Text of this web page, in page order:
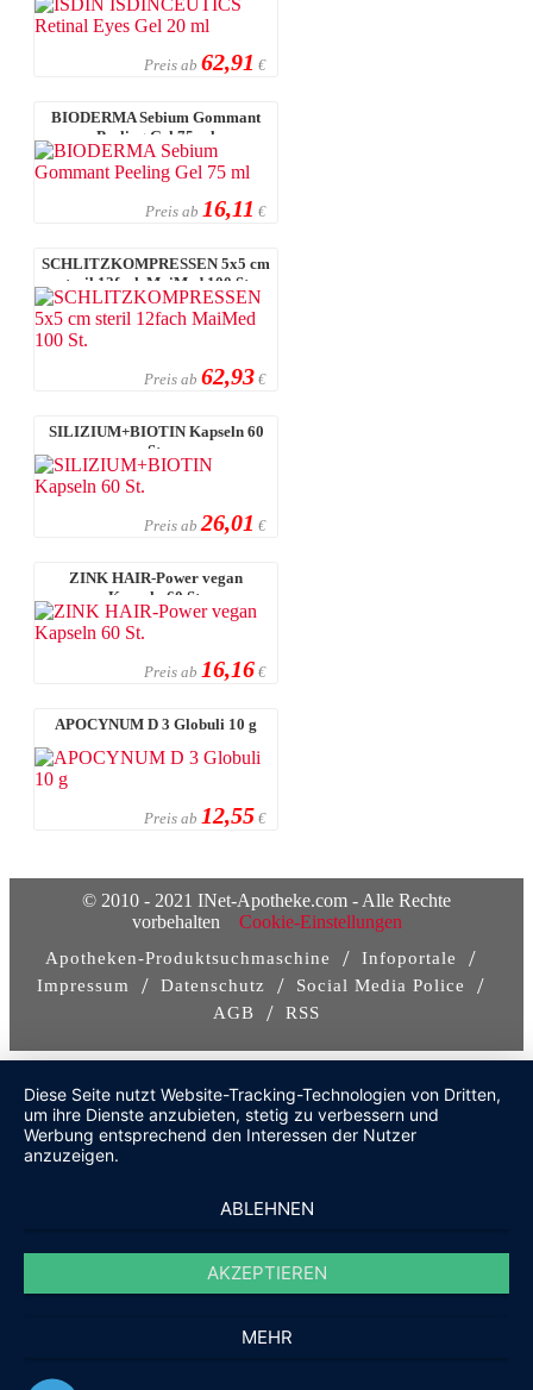
Preis ab 62,91 €
BIODERMA Sebium Gommant
Peeling Gel 75 ml
Preis ab 16,11 €
SCHLITZKOMPRESSEN 5x5 cm
steril 12fach MaiMed 100 St.
Preis ab 62,93 €
SILIZIUM+BIOTIN Kapseln 60
St.
Preis ab 26,01 €
ZINK HAIR-Power vegan
Kapseln 60 St.
Preis ab 16,16 €
APOCYNUM D 3 Globuli 10 g
Preis ab 12,55 €
© 2010 - 2021 INet-Apotheke.com - Alle Rechte
vorbehalten Cookie-Einstellungen
Apotheken-Produktsuchmaschine / Infoportale /
Impressum / Datenschutz / Social Media Police /
AGB / RSS
Diese Seite nutzt Website-Tracking-Technologien von Dritten,
um ihre Dienste anzubieten, stetig zu verbessern und
Werbung entsprechend den Interessen der Nutzer
anzuzeigen.
ABLEHNEN
AKZEPTIEREN
MEHR